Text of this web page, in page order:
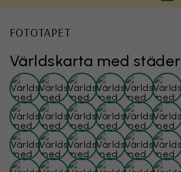
Världskarta med städer
FOTOTAPET